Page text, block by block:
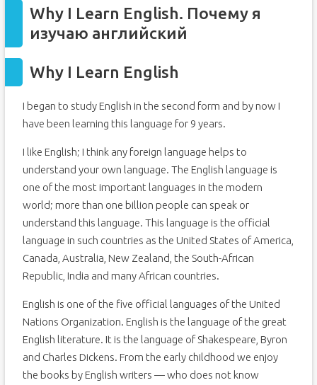
Why I Learn English. Почему я
изучаю английский
Why I Learn English
I began to study English in the second form and by now I
have been learning this language for 9 years.
I like English; I think any foreign language helps to
understand your own language. The English language is
one of the most important languages in the modern
world; more than one billion people can speak or
understand this language. This language is the official
language in such countries as the United States of America,
Canada, Australia, New Zealand, the South-African
Republic, India and many African countries.
English is one of the five official languages of the United
Nations Organization. English is the language of the great
English literature. It is the language of Shakespeare, Byron
and Charles Dickens. From the early childhood we enjoy
the books by English writers — who does not know